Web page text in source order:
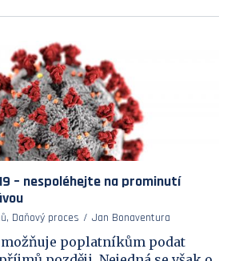
– nespoléhejte na prominutí
Daňový proces Jan Bonaventura
poplatníkům podat